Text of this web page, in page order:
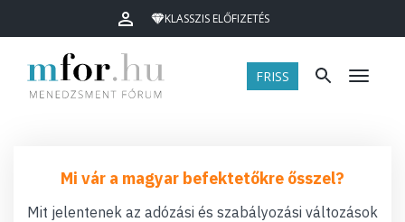
KLASSZIS ELŐFIZETÉS
FRISS Menü
Mi vár a magyar befektetőkre ősszel?
Mit jelentenek az adózási és szabályozási változások